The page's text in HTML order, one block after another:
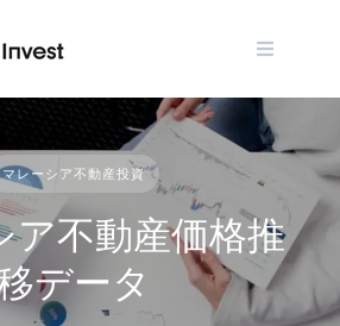
マレーシア不動産投資
ア不動産価格推
データ